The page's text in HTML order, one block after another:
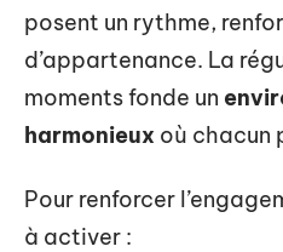
posent un rythme,
d’appartenance. La
moments fonde un
harmonieux où chacun
Pour renforcer
à activer :